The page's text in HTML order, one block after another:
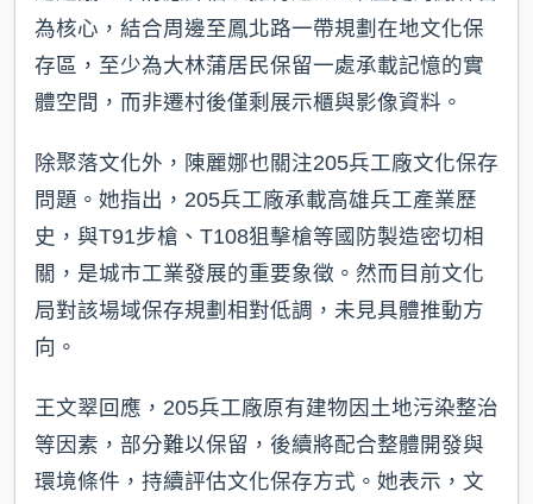
為核心，結合周邊至鳳北路一帶規劃在地文化保
存區，至少為大林蒲居民保留一處承載記憶的實
體空間，而非遷村後僅剩展示櫃與影像資料。
除聚落文化外，陳麗娜也關注205兵工廠文化保存
問題。她指出，205兵工廠承載高雄兵工產業歷
史，與T91步槍、T108狙擊槍等國防製造密切相
關，是城市工業發展的重要象徵。然而目前文化
局對該場域保存規劃相對低調，未見具體推動方
向。
王文翠回應，205兵工廠原有建物因土地污染整治
等因素，部分難以保留，後續將配合整體開發與
環境條件，持續評估文化保存方式。她表示，文